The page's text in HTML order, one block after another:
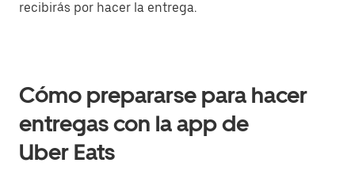
recibirás por hacer la entrega.
Cómo prepararse para hacer
entregas con la app de
Uber Eats